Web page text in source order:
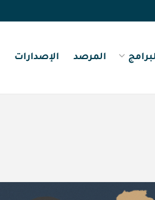
المرصد الإصدارات